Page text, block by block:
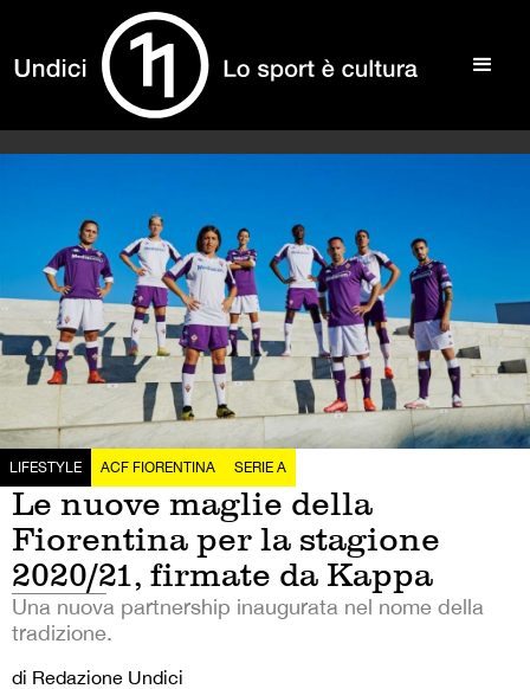
LIFESTYLE ACF FIORENTINA SERIE A
Le nuove maglie della
Fiorentina per la stagione
2020/21, firmate da Kappa
Una nuova partnership inaugurata nel nome della
tradizione.
di Redazione Undici